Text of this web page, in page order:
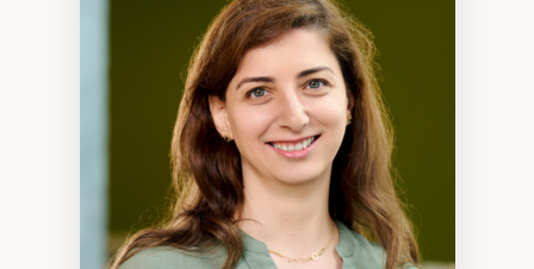
Fragmentation des auditoires médiatiques
Analyse multi-plateforme des auditoires
médiatiques
Analyse des comportements numériques à
travers les données massives et l’IA
Recherche quantitative et qualitative sur
les auditoires médiatiques
Épistémologie des techniques de recherche
numérique et l’IA
Théorie des droits de la personne
La pensée politique d’Hannah Arendt
La pensée politique à l’ère numérique
Justice internationale et normes
internationales